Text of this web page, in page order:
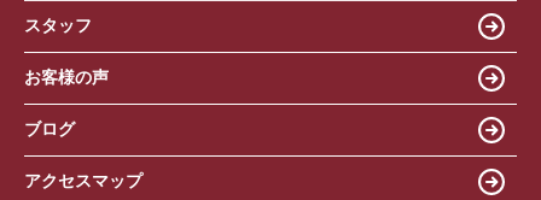
スタッフ
お客様の声
ブログ
アクセスマップ